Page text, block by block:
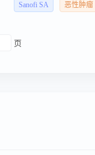
Sanofi SA 恶性肿瘤
页